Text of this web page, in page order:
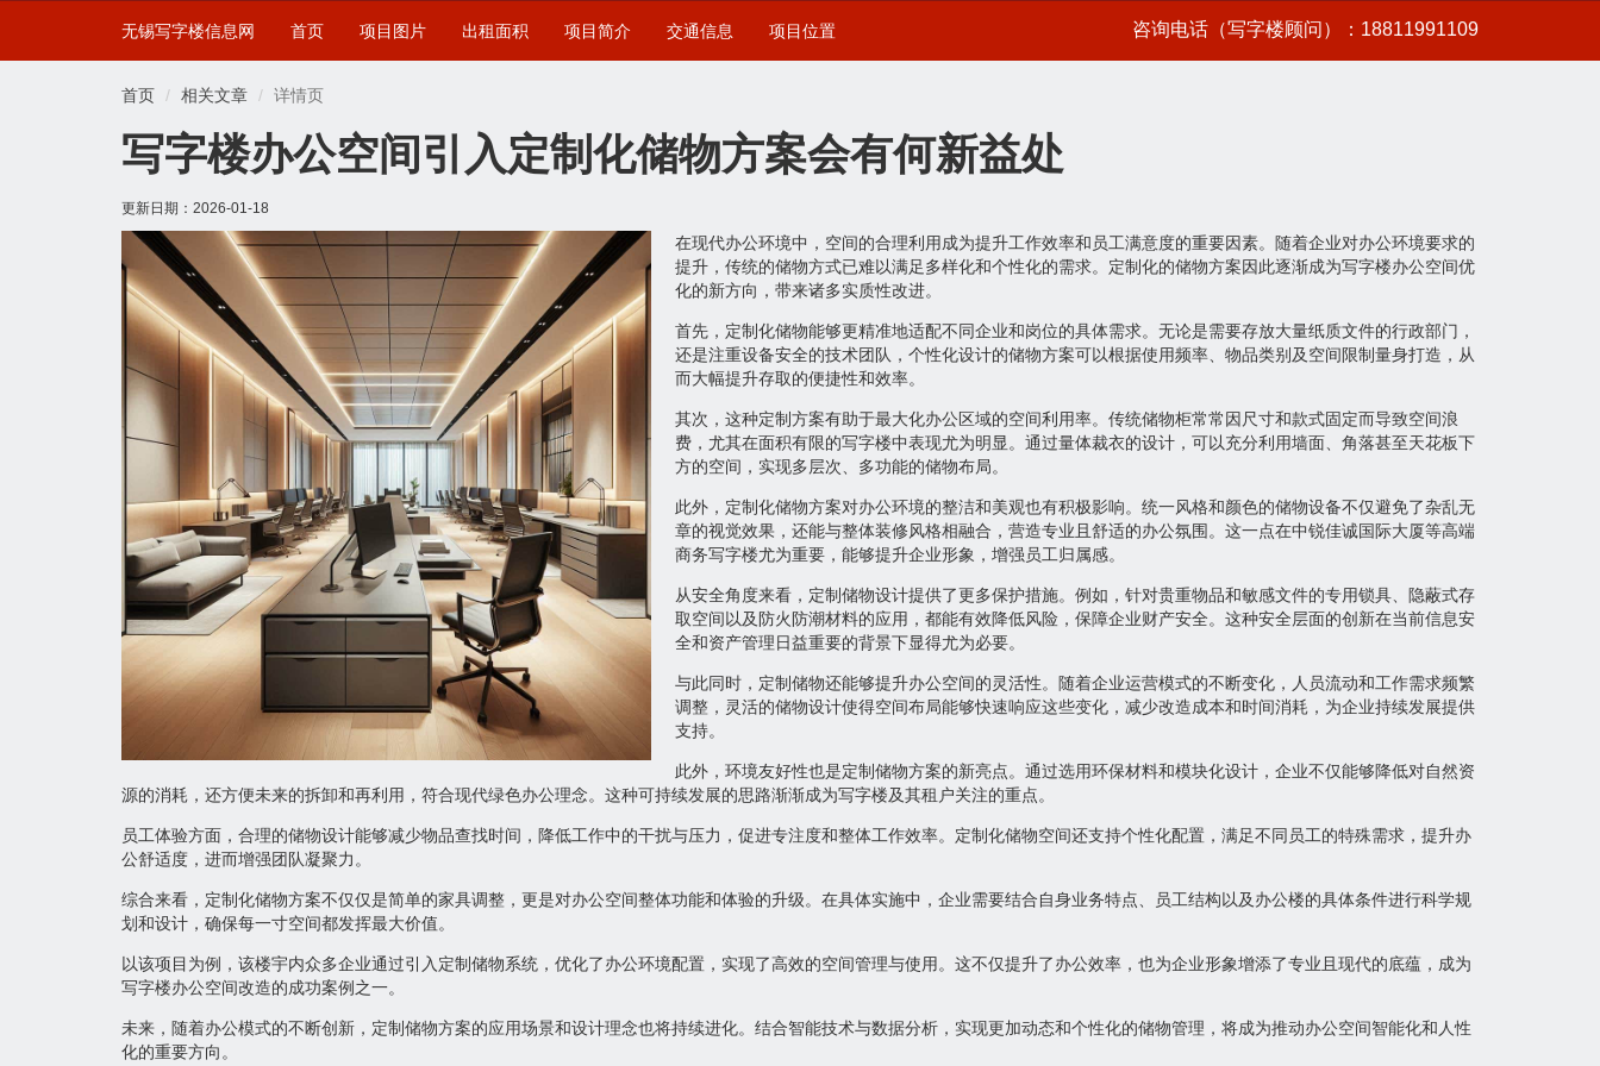
无锡写字楼信息网 首页 项目图片 出租面积 项目简介 交通信息 项目位置 咨询电话（写字楼顾问）：18811991109
首页 相关文章 详情页
写字楼办公空间引入定制化储物方案会有何新益处
更新日期： 2026-01-18
在现代办公环境中，空间的合理利用成为提升工作效率和员工满意度的重要因素。随着企业对办公环境要求的
提升，传统的储物方式已难以满足多样化和个性化的需求。定制化的储物方案因此逐渐成为写字楼办公空间优
化的新方向，带来诸多实质性改进。
首先，定制化储物能够更精准地适配不同企业和岗位的具体需求。无论是需要存放大量纸质文件的行政部门，
还是注重设备安全的技术团队，个性化设计的储物方案可以根据使用频率、物品类别及空间限制量身打造，从
而大幅提升存取的便捷性和效率。
其次，这种定制方案有助于最大化办公区域的空间利用率。传统储物柜常常因尺寸和款式固定而导致空间浪
费，尤其在面积有限的写字楼中表现尤为明显。通过量体裁衣的设计，可以充分利用墙面、角落甚至天花板下
方的空间，实现多层次、多功能的储物布局。
此外，定制化储物方案对办公环境的整洁和美观也有积极影响。统一风格和颜色的储物设备不仅避免了杂乱无
章的视觉效果，还能与整体装修风格相融合，营造专业且舒适的办公氛围。这一点在中锐佳诚国际大厦等高端
商务写字楼尤为重要，能够提升企业形象，增强员工归属感。
从安全角度来看，定制储物设计提供了更多保护措施。例如，针对贵重物品和敏感文件的专用锁具、隐蔽式存
取空间以及防火防潮材料的应用，都能有效降低风险，保障企业财产安全。这种安全层面的创新在当前信息安
全和资产管理日益重要的背景下显得尤为必要。
与此同时，定制储物还能够提升办公空间的灵活性。随着企业运营模式的不断变化，人员流动和工作需求频繁
调整，灵活的储物设计使得空间布局能够快速响应这些变化，减少改造成本和时间消耗，为企业持续发展提供
支持。
此外，环境友好性也是定制储物方案的新亮点。通过选用环保材料和模块化设计，企业不仅能够降低对自然资
源的消耗，还方便未来的拆卸和再利用，符合现代绿色办公理念。这种可持续发展的思路渐渐成为写字楼及其租户关注的重点。
员工体验方面，合理的储物设计能够减少物品查找时间，降低工作中的干扰与压力，促进专注度和整体工作效率。定制化储物空间还支持个性化配置，满足不同员工的特殊需求，提升办
公舒适度，进而增强团队凝聚力。
综合来看，定制化储物方案不仅仅是简单的家具调整，更是对办公空间整体功能和体验的升级。在具体实施中，企业需要结合自身业务特点、员工结构以及办公楼的具体条件进行科学规
划和设计，确保每一寸空间都发挥最大价值。
以该项目为例，该楼宇内众多企业通过引入定制储物系统，优化了办公环境配置，实现了高效的空间管理与使用。这不仅提升了办公效率，也为企业形象增添了专业且现代的底蕴，成为
写字楼办公空间改造的成功案例之一。
未来，随着办公模式的不断创新，定制储物方案的应用场景和设计理念也将持续进化。结合智能技术与数据分析，实现更加动态和个性化的储物管理，将成为推动办公空间智能化和人性
化的重要方向。